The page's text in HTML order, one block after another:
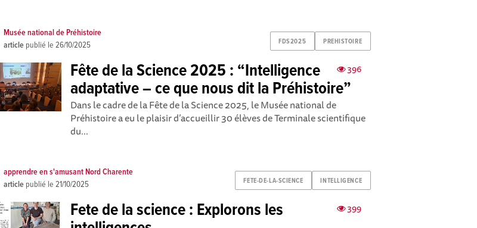
FDS2025 PREHISTOIRE
Musée national de Préhistoire
article publié le26/10/2025
396
Fête de la Science 2025 : “Intelligence
adaptative – ce que nous dit la Préhistoire”
Dans le cadre de la Fête de la Science 2025, le Musée national de
Préhistoire a eu le plaisir d’accueillir 30 élèves de Terminale scientifique
du...
FETE-DE-LA-SCIENCE INTELLIGENCE
apprendre en s'amusant Nord Charente
article publié le21/10/2025
399
Fete de la science : Explorons les